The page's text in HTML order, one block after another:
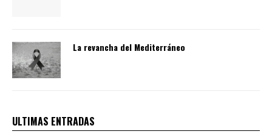
La revancha del Mediterráneo
ULTIMAS ENTRADAS